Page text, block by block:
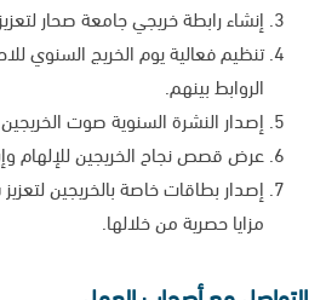
إنشاء رابطة خريجي جامعة صحار
تنظيم فعالية يوم الخريج السنوي
الروابط بينهم.
إصدار النشرة السنوية صوت
عرض قصص نجاح الخريجين للإلهام
إصدار بطاقات خاصة بالخريجين
مزايا حصرية من خلالها.